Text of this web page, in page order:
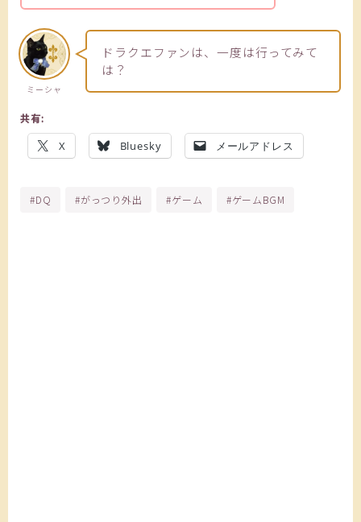
ミーシャ
ドラクエファンは、一度は行ってみて
は？
共有:
X Bluesky メールアドレス
#DQ #がっつり外出 #ゲーム #ゲームBGM